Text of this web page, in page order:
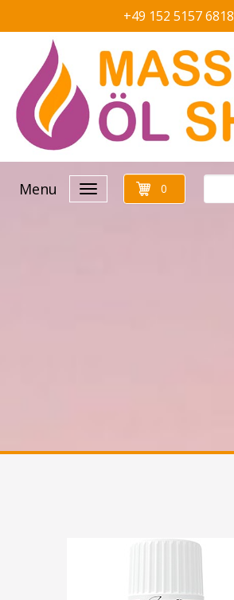
+49 152 5157 6818
Menu 0